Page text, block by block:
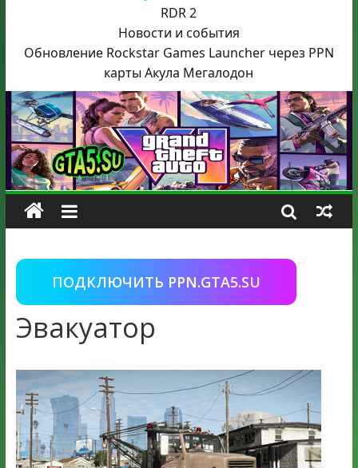
RDR 2
Новости и события
Обновление Rockstar Games Launcher через PPN
карты Акула Мегалодон
ПОДКЛЮЧИТЬ PPN.GTA5.SU
Эвакуатор